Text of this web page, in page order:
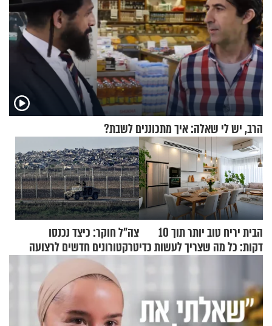
הרב, יש לי שאלה: איך מתכוננים לשבת?
הבית יריח טוב יותר תוך 10
דקות: כל מה שצריך לעשות כדי
צה"ל חוקר: כיצד נכנסו
טרקטורונים חדשים לרצועה